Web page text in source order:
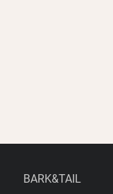
BARK&TAIL